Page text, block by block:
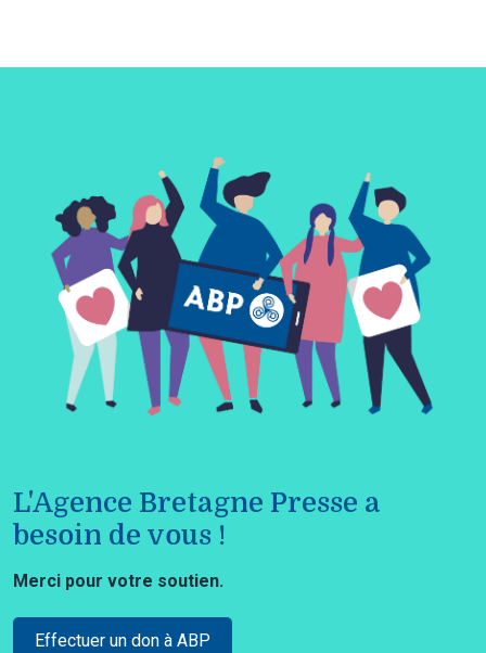
L'Agence Bretagne Presse a
besoin de vous !
Merci pour votre soutien.
Effectuer un don à ABP